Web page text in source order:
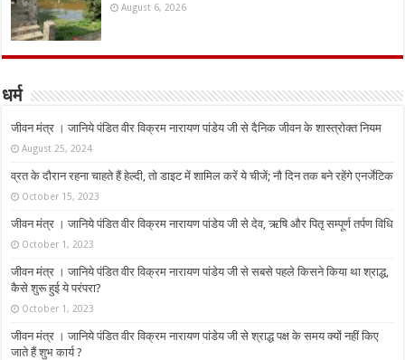
August 6, 2026
धर्म
जीवन मंत्र । जानिये पंडित वीर विक्रम नारायण पांडेय जी से दैनिक जीवन के शास्त्रोक्त नियम
August 25, 2024
व्रत के दौरान रहना चाहते हैं हेल्दी, तो डाइट में शामिल करें ये चीजें; नौ दिन तक बने रहेंगे एनर्जेटिक
October 15, 2023
जीवन मंत्र । जानिये पंडित वीर विक्रम नारायण पांडेय जी से देव, ऋषि और पितृ सम्पूर्ण तर्पण विधि
October 1, 2023
जीवन मंत्र । जानिये पंडित वीर विक्रम नारायण पांडेय जी से सबसे पहले किसने किया था श्राद्ध,
कैसे शुरू हुई ये परंपरा?
October 1, 2023
जीवन मंत्र । जानिये पंडित वीर विक्रम नारायण पांडेय जी से श्राद्ध पक्ष के समय क्यों नहीं किए
जाते हैं शुभ कार्य ?